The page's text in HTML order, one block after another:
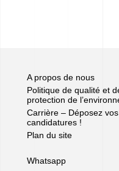
Déposez
vos
candidatures
!
A propos de nous
Politique de qualité et
protection de
Carrière – Déposez vos
candidatures !
Plan du site
Whatsapp